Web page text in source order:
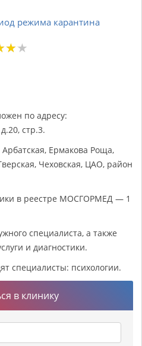
режима карантина
★★
★★
по адресу:
стр.3.
Ермакова Роща,
Чеховская, ЦАО, район
в реестре МОСГОРМЕД — 1
специалиста, а также
и диагностики.
специалисты: психологии.
в клинику